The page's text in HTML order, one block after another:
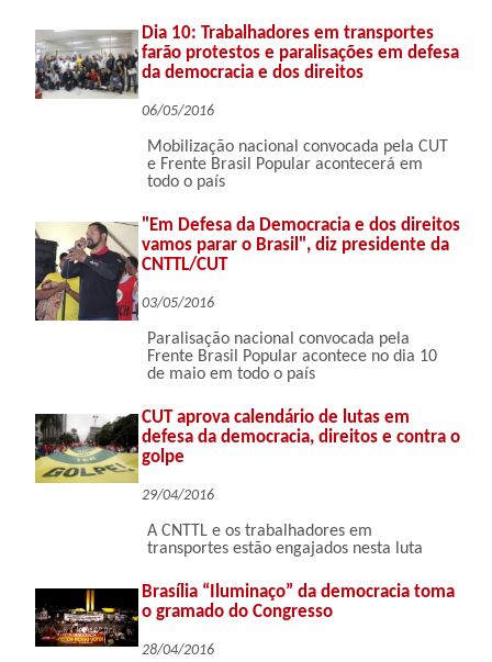
Dia 10: Trabalhadores em transportes
farão protestos e paralisações em defesa
da democracia e dos direitos
06/05/2016
Mobilização nacional convocada pela CUT
e Frente Brasil Popular acontecerá em
todo o país
"Em Defesa da Democracia e dos direitos
vamos parar o Brasil", diz presidente da
CNTTL/CUT
03/05/2016
Paralisação nacional convocada pela
Frente Brasil Popular acontece no dia 10
de maio em todo o país
CUT aprova calendário de lutas em
defesa da democracia, direitos e contra o
golpe
29/04/2016
A CNTTL e os trabalhadores em
transportes estão engajados nesta luta
Brasília “Iluminaço” da democracia toma
o gramado do Congresso
28/04/2016